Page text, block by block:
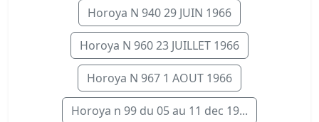
Horoya N 940 29 JUIN 1966
Horoya N 960 23 JUILLET 1966
Horoya N 967 1 AOUT 1966
Horoya n 99 du 05 au 11 dec 19...